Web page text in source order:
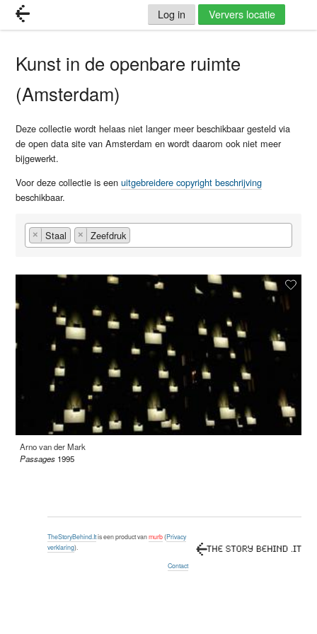
Log in Ververs locatie
Kunst in de openbare ruimte
(Amsterdam)
Deze collectie wordt helaas niet langer meer beschikbaar gesteld via
de open data site van Amsterdam en wordt daarom ook niet meer
bijgewerkt.
Voor deze collectie is eenuitgebreidere copyright beschrijving
beschikbaar.
× Staal × Zeefdruk
Arno van der Mark
Passages 1995
TheStoryBehind.Itis een product vanmurb(Privacy
verklaring).
Contact